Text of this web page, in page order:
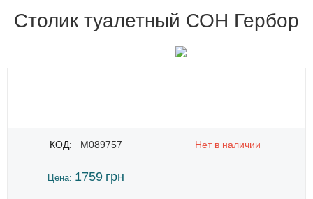
Столик туалетный СОН Гербор
КОД: M089757 Нет в наличии
Цена: 1759 грн